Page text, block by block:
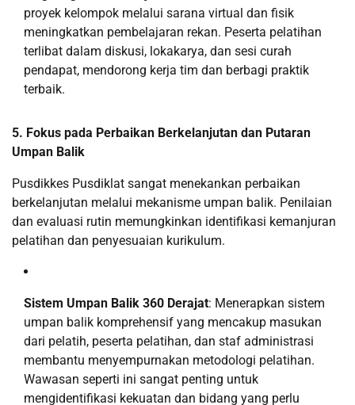
proyek kelompok melalui sarana virtual dan fisik
meningkatkan pembelajaran rekan. Peserta pelatihan
terlibat dalam diskusi, lokakarya, dan sesi curah
pendapat, mendorong kerja tim dan berbagi praktik
terbaik.
5. Fokus pada Perbaikan Berkelanjutan dan Putaran
Umpan Balik
Pusdikkes Pusdiklat sangat menekankan perbaikan
berkelanjutan melalui mekanisme umpan balik. Penilaian
dan evaluasi rutin memungkinkan identifikasi kemanjuran
pelatihan dan penyesuaian kurikulum.
Sistem Umpan Balik 360 Derajat: Menerapkan sistem
umpan balik komprehensif yang mencakup masukan
dari pelatih, peserta pelatihan, dan staf administrasi
membantu menyempurnakan metodologi pelatihan.
Wawasan seperti ini sangat penting untuk
mengidentifikasi kekuatan dan bidang yang perlu